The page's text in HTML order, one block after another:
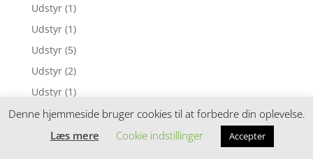
Udstyr (1)
Udstyr (1)
Udstyr (5)
Udstyr (2)
Udstyr (1)
Udstyr (1)
Udstyr (3)
Denne hjemmeside bruger cookies til at forbedre din oplevelse.
Læs mere
Cookie indstillinger Accepter